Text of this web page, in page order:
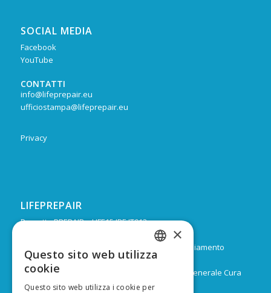
SOCIAL MEDIA
Facebook
YouTube
CONTATTI
info@lifeprepair.eu
ufficiostampa@lifeprepair.eu
Privacy
LIFEPREPAIR
Progetto PREPAIR – LIFE15 IPE IT013
Durata: Febbraio 2017 – Dicembre 2024
Budget: 16.805.939 € di cui 9.974.624 di co-finanziamento
europeo
Capofila: Regione Emilia-Romagna, Direzione Generale Cura
del territorio e dell’ambiente
ITALIAN
×
Questo sito web utilizza
cookie
Questo sito web utilizza i cookie per